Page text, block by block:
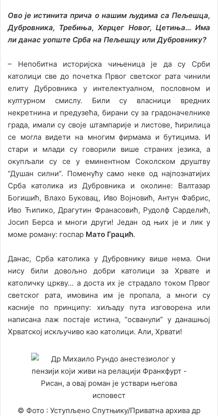
Ово је истинита прича о нашим људима са Пељешца,
Дубровника, Требиња, Херцег Новог, Цетиња… Има
ли данас уопште Срба на Пељешцу или Дубровнику?
– Непобитна историјска чињеница је да су Срби
католици све до почетка Првог светског рата чинили
елиту Дубровника у интелектуалном, пословном и
културном смислу. Били су власници вредних
некретнина и предузећа, бирани су за градоначелнике
града, имали су своје штампарије и листове, ћирилица
се могла видети на многим фирмама и бутицима. И
стари и млади су говорили више страних језика, а
окупљали су се у еминентном Соколском друштву
“Душан силни”. Поменућу само неке од најпознатијих
Срба католика из Дубровника и околине: Валтазар
Богишић, Влахо Буковац, Иво Војновић, Антун Фабрис,
Иво Ћипико, Драгутин Франасовић, Рудолф Сарделић,
Јосип Берса и многи други! Један од њих је и лик у
моме роману: госпар Мато Грацић.
Данас, Срба католика у Дубровнику више нема. Они
нису били довољно добри католици за Хрвате и
католичку цркву… а доста их је страдало током Првог
светског рата, имовина им је пропала, а многи су
касније по принципу: хиљаду пута изговорена или
написана лаж постаје истина, “осванули” у данашњој
Хрватској искључиво као католици. Али, Хрвати!
© Фото : Уступљено Спутњику/Приватна архива др